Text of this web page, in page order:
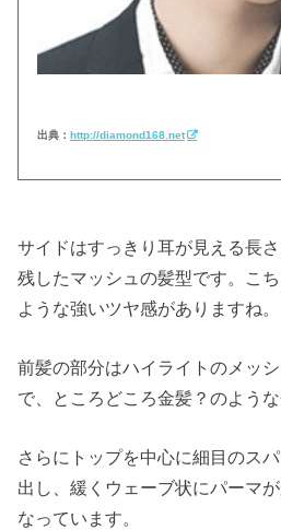
出典：http://diamond168.net
サイドはすっきり耳が見える長
残したマッシュの髪型です。こ
ような強いツヤ感がありますね。
前髪の部分はハイライトのメッ
で、ところどころ金髪？のよう
さらにトップを中心に細目のス
出し、緩くウェーブ状にパーマ
なっています。